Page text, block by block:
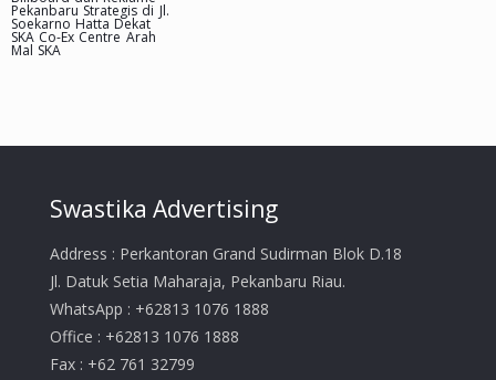
Pekanbaru Strategis di Jl.
Soekarno Hatta Dekat
SKA Co-Ex Centre Arah
Mal SKA
Swastika Advertising
Address : Perkantoran Grand Sudirman Blok D.18
Jl. Datuk Setia Maharaja, Pekanbaru Riau.
WhatsApp : +62813 1076 1888
Office : +62813 1076 1888
Fax : +62 761 32799